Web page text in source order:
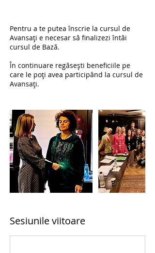
Pentru a te putea înscrie la cursul de
Avansați e necesar să finalizezi întâi
cursul de Bază.
În continuare regăsești beneficiile pe
care le poți avea participând la cursul de
Avansați.
Sesiunile viitoare